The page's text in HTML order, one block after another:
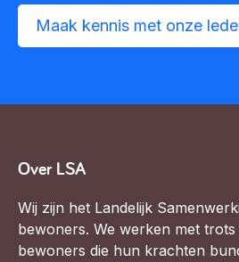
Maak kennis met onze
Over LSA
Wij zijn het Landelijk
bewoners. We werken met
bewoners die hun krachten